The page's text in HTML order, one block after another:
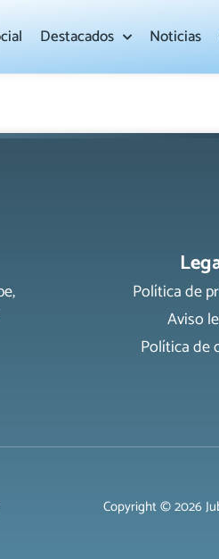
Destacados Noticias
Política de
Aviso
Política de
Copyright © 2026